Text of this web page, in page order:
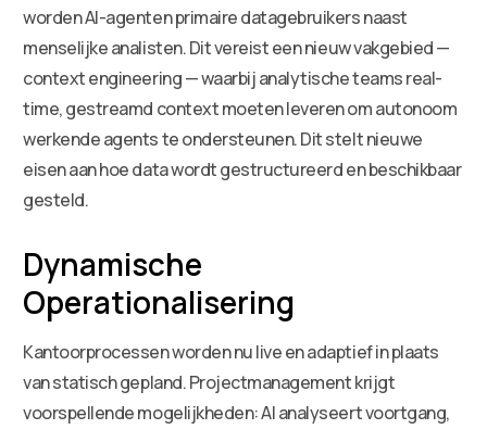
worden AI-agenten primaire datagebruikers naast
menselijke analisten. Dit vereist een nieuw vakgebied —
context engineering — waarbij analytische teams real-
time, gestreamd context moeten leveren om autonoom
werkende agents te ondersteunen. Dit stelt nieuwe
eisen aan hoe data wordt gestructureerd en beschikbaar
gesteld.
Dynamische
Operationalisering
Kantoorprocessen worden nu live en adaptief in plaats
van statisch gepland. Projectmanagement krijgt
voorspellende mogelijkheden: AI analyseert voortgang,